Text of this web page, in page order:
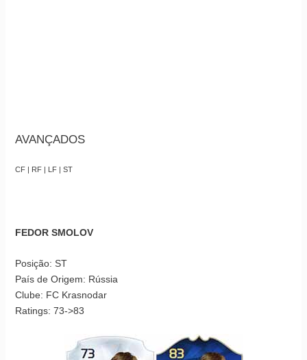
AVANÇADOS
CF | RF | LF | ST
FEDOR SMOLOV
Posição: ST
País de Origem: Rússia
Clube: FC Krasnodar
Ratings: 73->83